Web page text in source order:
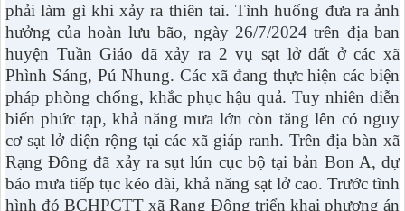
phải làm gì khi xảy ra thiên tai. Tình huống đưa ra ảnh
hưởng của hoàn lưu bão, ngày 26/7/2024 trên địa ban
huyện Tuần Giáo đã xảy ra 2 vụ sạt lở đất ở các xã
Phình Sáng, Pú Nhung. Các xã đang thực hiện các biện
pháp phòng chống, khắc phục hậu quả. Tuy nhiên diễn
biến phức tạp, khả năng mưa lớn còn tăng lên có nguy
cơ sạt lở diện rộng tại các xã giáp ranh. Trên địa bàn xã
Rạng Đông đã xảy ra sụt lún cục bộ tại bản Bon A, dự
báo mưa tiếp tục kéo dài, khả năng sạt lở cao. Trước tình
hình đó BCHPCTT xã Rạng Đông triển khai phương án